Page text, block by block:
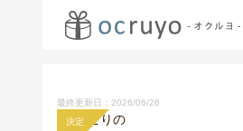
最終更新日：2026/06/26
決定